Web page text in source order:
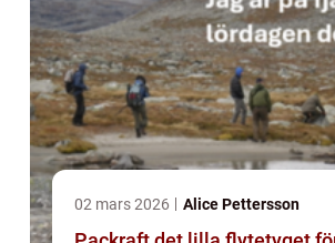
02 mars 2026 Alice Pettersson